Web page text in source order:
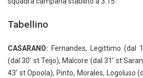
Tabellino
CASARANO: Fernandes, Legittimo (dal
(dal 30’ st Teijo), Malcore (dal 31’ st
43’ st Opoola), Pinto, Morales, Logoluso